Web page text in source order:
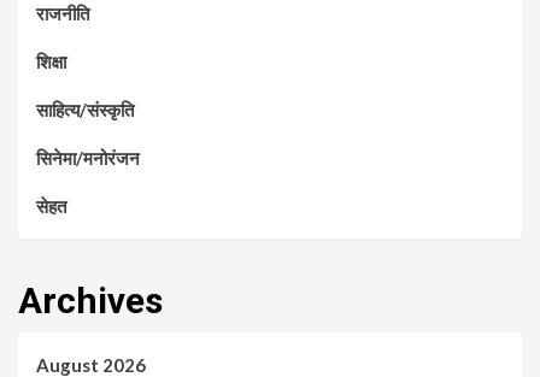
राजनीति
शिक्षा
साहित्य/संस्कृति
सिनेमा/मनोरंजन
सेहत
Archives
August 2026